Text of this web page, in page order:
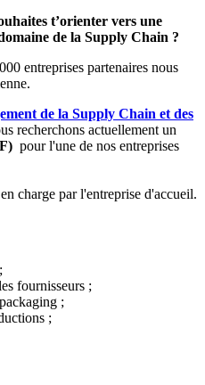
t’orienter vers une
de la Supply Chain ?
entreprises partenaires nous
de la Supply Chain et des
recherchons actuellement un
pour l'une de nos entreprises
charge par l'entreprise d'accueil.
fournisseurs ;
;
;